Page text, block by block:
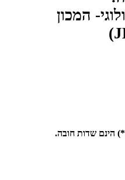
המכון
הינם שדות חובה.